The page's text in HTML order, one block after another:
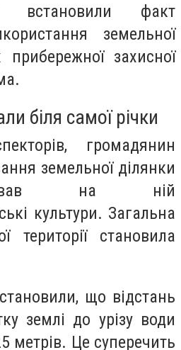
встановили факт
земельної
захисної
біля самої річки
громадянин
земельної ділянки
на ній
культури. Загальна
території становила
що відстань
землі до урізу води
метрів. Це суперечить